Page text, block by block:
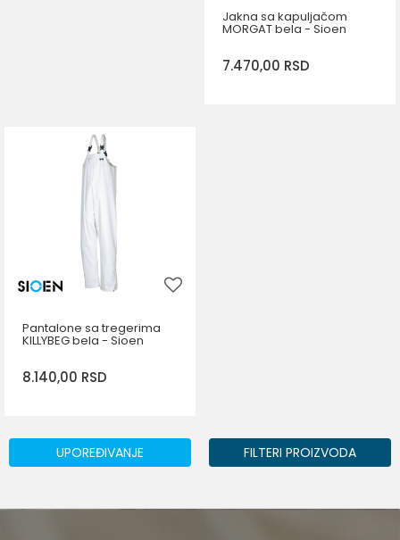
Jakna sa kapuljačom
MORGAT bela - Sioen
7.470,00 RSD
Pantalone sa tregerima
KILLYBEG bela - Sioen
8.140,00 RSD
Veličina
2XL 3XL
DODAJ U KORPU
UPOREĐIVANJE FILTERI PROIZVODA